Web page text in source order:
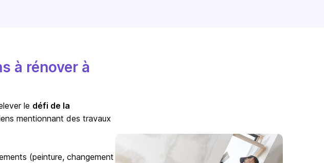
à rénover à
le défi de la
mentionnant des travaux
(peinture, changement